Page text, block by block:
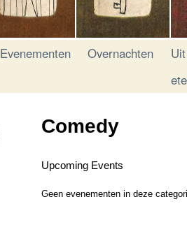
Evenementen Overnachten
Uit
Comedy
Upcoming Events
Geen evenementen in deze